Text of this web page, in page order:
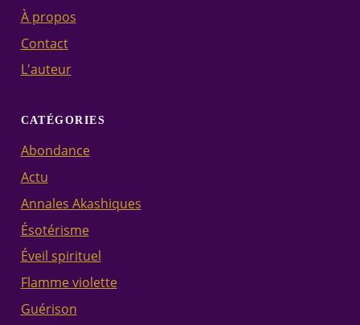
À propos
Contact
L'auteur
CATÉGORIES
Abondance
Actu
Annales Akashiques
Ésotérisme
Éveil spirituel
Flamme violette
Guérison